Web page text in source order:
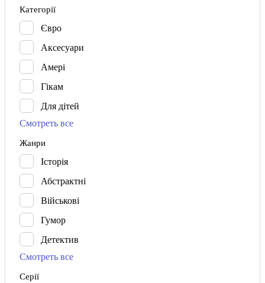
Категорії
Євро
Аксесуари
Амері
Гікам
Для дітей
Смотреть все
Жанри
Історія
Абстрактні
Військові
Гумор
Детектив
Смотреть все
Серії